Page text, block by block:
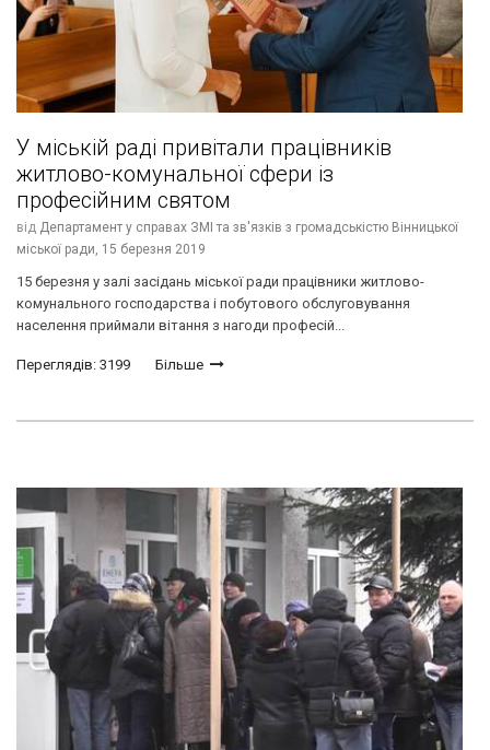
У міській раді привітали працівників
житлово-комунальної сфери із
професійним святом
від Департамент у справах ЗМІ та зв'язків з громадськістю Вінницької
міської ради, 15 березня 2019
15 березня у залі засідань міської ради працівники житлово-
комунального господарства і побутового обслуговування
населення приймали вітання з нагоди професій...
Переглядів: 3199 Більше